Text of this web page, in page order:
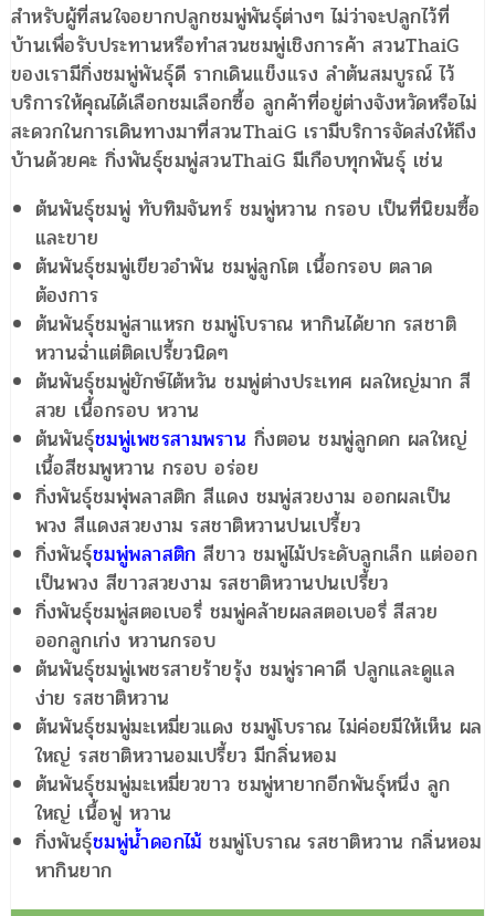
สำหรับผู้ที่สนใจอยากปลูกชมพู่พันธุ์ต่างๆ ไม่ว่าจะปลูกไว้ที่
บ้านเพื่อรับประทานหรือทำสวนชมพู่เชิงการค้า สวนThaiG
ของเรามีกิ่งชมพู่พันธุ์ดี รากเดินแข็งแรง ลำต้นสมบูรณ์ ไว้
บริการให้คุณได้เลือกชมเลือกซื้อ ลูกค้าที่อยู่ต่างจังหวัดหรือไม่
สะดวกในการเดินทางมาที่สวนThaiG เรามีบริการจัดส่งให้ถึง
บ้านด้วยคะ กิ่งพันธุ์ชมพู่สวนThaiG มีเกือบทุกพันธุ์ เช่น
ต้นพันธุ์ชมพู่ ทับทิมจันทร์ ชมพู่หวาน กรอบ เป็นที่นิยมซื้อ
และขาย
ต้นพันธุ์ชมพู่เขียวอำพัน ชมพู่ลูกโต เนื้อกรอบ ตลาด
ต้องการ
ต้นพันธุ์ชมพู่สาแหรก ชมพู่โบราณ หากินได้ยาก รสชาติ
หวานฉ่ำแต่ติดเปรี้ยวนิดๆ
ต้นพันธุ์ชมพู่ยักษ์ไต้หวัน ชมพู่ต่างประเทศ ผลใหญ่มาก สี
สวย เนื้อกรอบ หวาน
ต้นพันธุ์ชมพู่เพชรสามพราน กิ่งตอน ชมพู่ลูกดก ผลใหญ่
เนื้อสีชมพูหวาน กรอบ อร่อย
กิ่งพันธุ์ชมพุ่พลาสติก สีแดง ชมพู่สวยงาม ออกผลเป็น
พวง สีแดงสวยงาม รสชาติหวานปนเปรี้ยว
กิ่งพันธุ์ชมพู่พลาสติก สีขาว ชมพู่ไม้ประดับลูกเล็ก แต่ออก
เป็นพวง สีขาวสวยงาม รสชาติหวานปนเปรี้ยว
กิ่งพันธุ์ชมพู่สตอเบอรี่ ชมพู่คล้ายผลสตอเบอรี่ สีสวย
ออกลูกเก่ง หวานกรอบ
ต้นพันธุ์ชมพู่เพชรสายร้ายรุ้ง ชมพู่ราคาดี ปลูกและดูแล
ง่าย รสชาติหวาน
ต้นพันธุ์ชมพู่มะเหมี่ยวแดง ชมพู่โบราณ ไม่ค่อยมีให้เห็น ผล
ใหญ่ รสชาติหวานอมเปรี้ยว มีกลิ่นหอม
ต้นพันธุ์ชมพู่มะเหมี่ยวขาว ชมพู่หายากอีกพันธุ์หนึ่ง ลูก
ใหญ่ เนื้อฟู หวาน
กิ่งพันธุ์ชมพู่น้ำดอกไม้ ชมพู่โบราณ รสชาติหวาน กลิ่นหอม
หากินยาก